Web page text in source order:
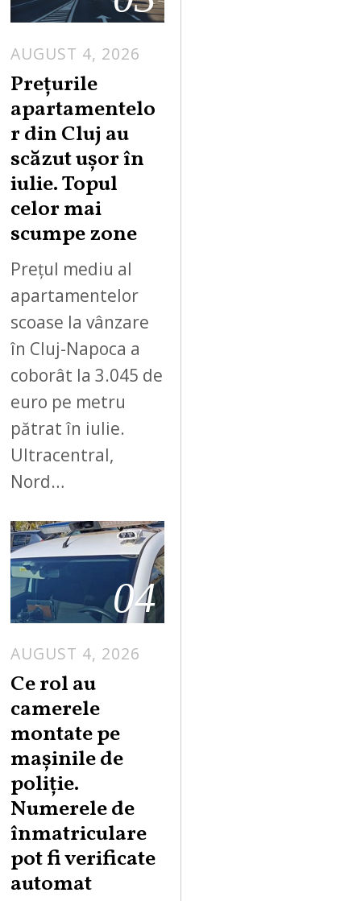
AUGUST 4, 2026
Prețurile
apartamentelo
r din Cluj au
scăzut ușor în
iulie. Topul
celor mai
scumpe zone
Prețul mediu al
apartamentelor
scoase la vânzare
în Cluj-Napoca a
coborât la 3.045 de
euro pe metru
pătrat în iulie.
Ultracentral,
Nord…
04
AUGUST 4, 2026
Ce rol au
camerele
montate pe
mașinile de
poliție.
Numerele de
înmatriculare
pot fi verificate
automat